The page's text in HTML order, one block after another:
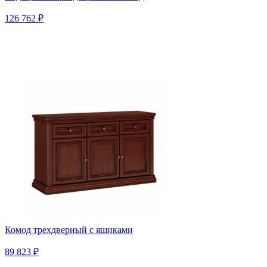
126 762 ₽
Комод трехдверный с ящиками
89 823 ₽